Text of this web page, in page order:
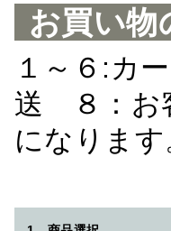
お買い物
１～６:カ
送 ８：お
になります